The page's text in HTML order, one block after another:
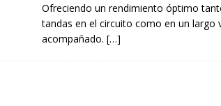
Ofreciendo un rendimiento óptimo
tandas en el circuito como en un largo
acompañado. […]